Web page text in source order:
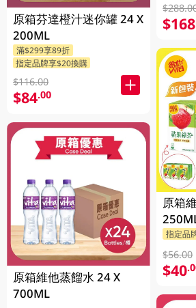
原箱芬達橙汁迷你罐 24 X
200ML
滿$299享89折
指定品牌享$20換購
$116.00
$84.00
原箱維他蒸餾水 24 X
700ML
$168
原箱維
指定品
$56.00
$40